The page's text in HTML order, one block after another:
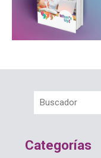
Categorías